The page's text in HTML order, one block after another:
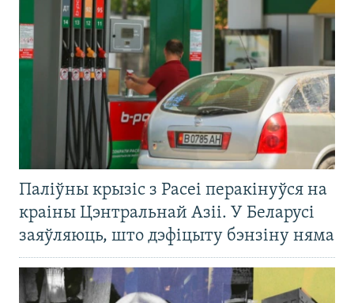
Паліўны крызіс з Расеі перакінуўся на
краіны Цэнтральнай Азіі. У Беларусі
заяўляюць, што дэфіцыту бэнзіну няма